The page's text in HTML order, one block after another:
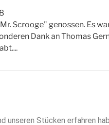
Scrooge" genossen. Es
Dank an Thomas
unseren Stücken erfahren